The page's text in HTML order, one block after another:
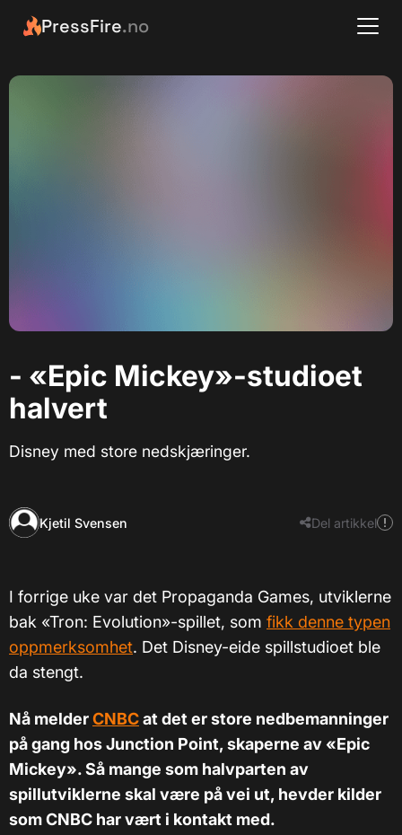
PressFire.no
- «Epic Mickey»-studioet
halvert
Disney med store nedskjæringer.
Kjetil Svensen Del artikkel
I forrige uke var det Propaganda Games, utviklerne
bak «Tron: Evolution»-spillet, som fikk denne typen
oppmerksomhet. Det Disney-eide spillstudioet ble
da stengt.
Nå melderCNBCat det er store nedbemanninger
på gang hos Junction Point, skaperne av «Epic
Mickey». Så mange som halvparten av
spillutviklerne skal være på vei ut, hevder kilder
som CNBC har vært i kontakt med.